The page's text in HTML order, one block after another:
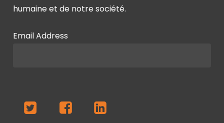
humaine et de notre société.
Email Address